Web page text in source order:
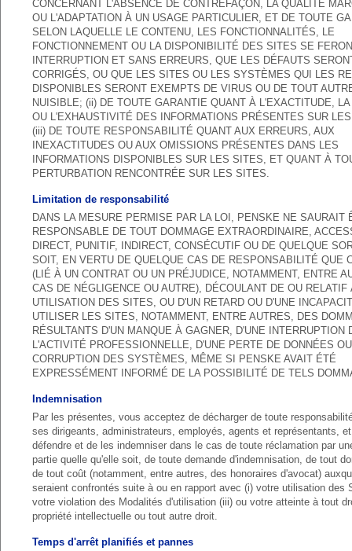
CONCERNANT L'ABSENCE DE CONTREFAÇON, LA QUALITÉ
OU L'ADAPTATION À UN USAGE PARTICULIER, ET DE TOUTE
SELON LAQUELLE LE CONTENU, LES FONCTIONNALITÉS, LE
FONCTIONNEMENT OU LA DISPONIBILITÉ DES SITES SE
INTERRUPTION ET SANS ERREURS, QUE LES DÉFAUTS
CORRIGÉS, OU QUE LES SITES OU LES SYSTÈMES QUI LES
DISPONIBLES SERONT EXEMPTS DE VIRUS OU DE TOUT
NUISIBLE; (ii) DE TOUTE GARANTIE QUANT À L'EXACTITUDE,
OU L'EXHAUSTIVITÉ DES INFORMATIONS PRÉSENTES SUR
(iii) DE TOUTE RESPONSABILITÉ QUANT AUX ERREURS, AUX
INEXACTITUDES OU AUX OMISSIONS PRÉSENTES DANS LES
INFORMATIONS DISPONIBLES SUR LES SITES, ET QUANT À
PERTURBATION RENCONTRÉE SUR LES SITES.
Limitation de responsabilité
DANS LA MESURE PERMISE PAR LA LOI, PENSKE NE SAURAIT
RESPONSABLE DE TOUT DOMMAGE EXTRAORDINAIRE,
DIRECT, PUNITIF, INDIRECT, CONSÉCUTIF OU DE QUELQUE
SOIT, EN VERTU DE QUELQUE CAS DE RESPONSABILITÉ QUE
(LIÉ À UN CONTRAT OU UN PRÉJUDICE, NOTAMMENT, ENTRE
CAS DE NÉGLIGENCE OU AUTRE), DÉCOULANT DE OU RELATIF
UTILISATION DES SITES, OU D'UN RETARD OU D'UNE
UTILISER LES SITES, NOTAMMENT, ENTRE AUTRES, DES
RÉSULTANTS D'UN MANQUE À GAGNER, D'UNE INTERRUPTION
L'ACTIVITÉ PROFESSIONNELLE, D'UNE PERTE DE DONNÉES
CORRUPTION DES SYSTÈMES, MÊME SI PENSKE AVAIT ÉTÉ
EXPRESSÉMENT INFORMÉ DE LA POSSIBILITÉ DE TELS
Indemnisation
Par les présentes, vous acceptez de décharger de toute
ses dirigeants, administrateurs, employés, agents et représentants,
défendre et de les indemniser dans le cas de toute réclamation par
partie quelle qu'elle soit, de toute demande d'indemnisation, de tout
de tout coût (notamment, entre autres, des honoraires d'avocat)
seraient confrontés suite à ou en rapport avec (i) votre utilisation des
votre violation des Modalités d'utilisation (iii) ou votre atteinte à tout
propriété intellectuelle ou tout autre droit.
Temps d'arrêt planifiés et pannes